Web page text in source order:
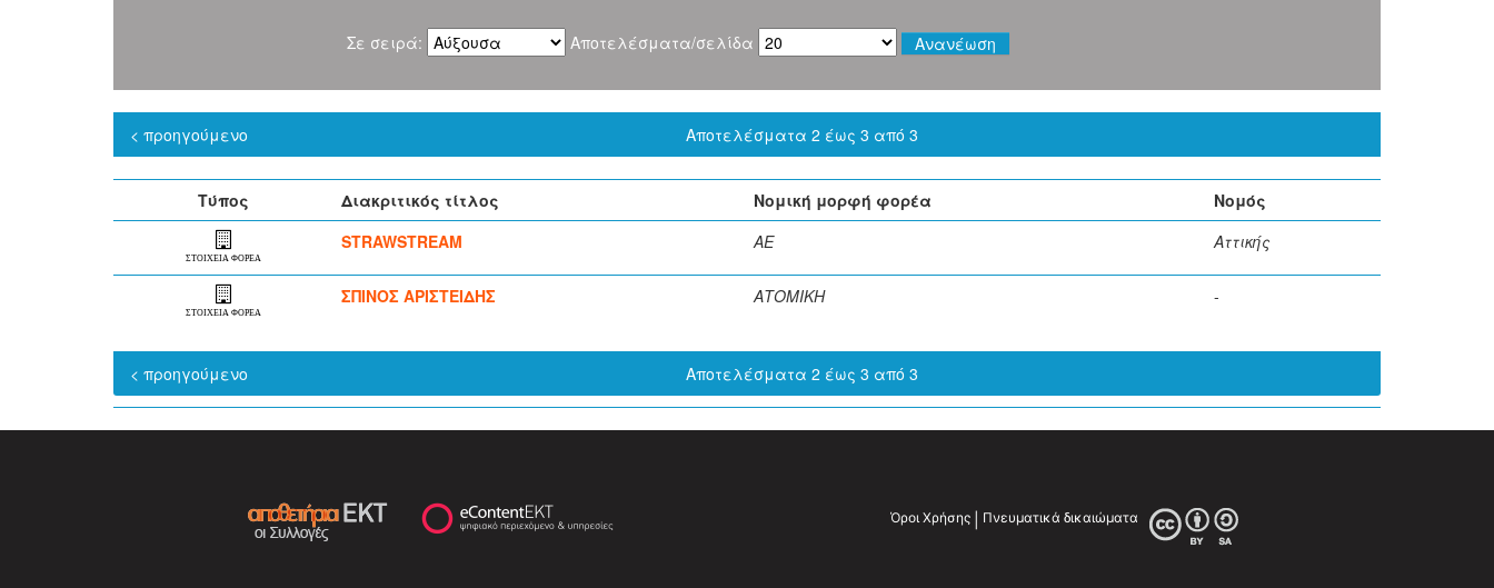
Σε σειρά: Αποτελέσματα/σελίδα
Αποτελέσματα 2 έως 3 από 3
< προηγούμενο
Τύπος Διακριτικός τίτλος Νομική μορφή φορέα Νομός
ΣΤΟΙΧΕΙΑ ΦΟΡΕΑ
STRAWSTREAM ΑΕ Αττικής
ΣΤΟΙΧΕΙΑ ΦΟΡΕΑ
ΣΠΙΝΟΣ ΑΡΙΣΤΕΙΔΗΣ ΑΤΟΜΙΚΗ -
Αποτελέσματα 2 έως 3 από 3
< προηγούμενο